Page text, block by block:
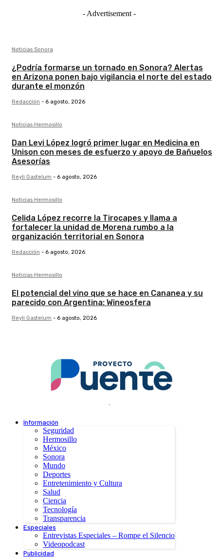
- Advertisement -
Noticias Sonora
¿Podría formarse un tornado en Sonora? Alertas
en Arizona ponen bajo vigilancia el norte del estado
durante el monzón
Redacción - 6 agosto, 2026
Noticias Hermosillo
Dan Levi López logró primer lugar en Medicina en
Unison con meses de esfuerzo y apoyo de Bañuelos
Asesorías
Reyli Gastelum - 6 agosto, 2026
Noticias Hermosillo
Celida López recorre la Tirocapes y llama a
fortalecer la unidad de Morena rumbo a la
organización territorial en Sonora
Redacción - 6 agosto, 2026
Noticias Hermosillo
El potencial del vino que se hace en Cananea y su
parecido con Argentina: Wineosfera
Reyli Gastelum - 6 agosto, 2026
.
Información
Seguridad
Hermosillo
México
Sonora
Mundo
Deportes
Entretenimiento y Cultura
Salud
Ciencia
Tecnología
Transparencia
Especiales
Entrevistas Especiales – Rompe el Silencio
Videopodcast
Publicidad